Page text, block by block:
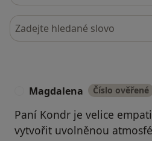
Hledejte v názorech
Magdalena Číslo ověřené
Paní Kondr je velice
vytvořit uvolněnou